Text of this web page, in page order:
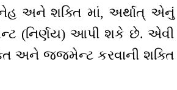
અને શક્તિ માં, અર્થાત્ એનું
(નિર્ણય) આપી શકે છે. એવી
અને જજમેન્ટ કરવાની શક્તિ